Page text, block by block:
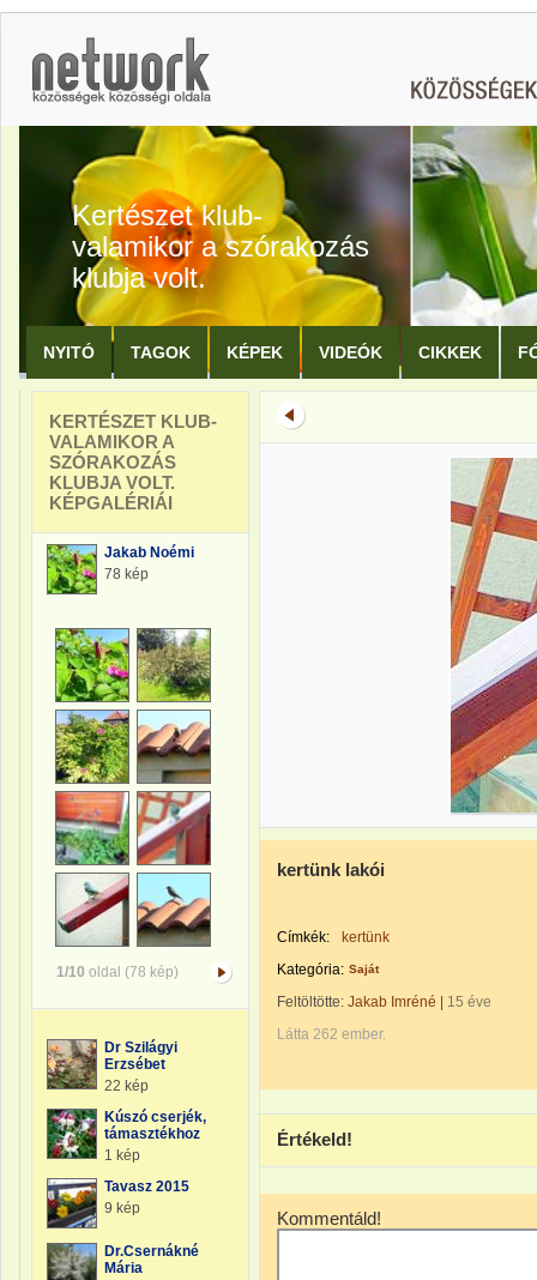
Kertészet klub-
valamikor a szórakozás
klubja volt.
NYITÓ TAGOK KÉPEK VIDEÓK CIKKEK
KERTÉSZET KLUB-
VALAMIKOR A
SZÓRAKOZÁS
KLUBJA VOLT.
KÉPGALÉRIÁI
Jakab Noémi
78 kép
1/10 oldal (78 kép)
Dr Szilágyi
Erzsébet
22 kép
Kúszó cserjék,
támasztékhoz
1 kép
Tavasz 2015
9 kép
Dr.Csernákné
Mária
kertünk lakói
Címkék:
kertünk
Kategória: Saját
Feltöltötte: Jakab Imréné
15 éve
Látta 262 ember.
Értékeld!
Kommentáld!